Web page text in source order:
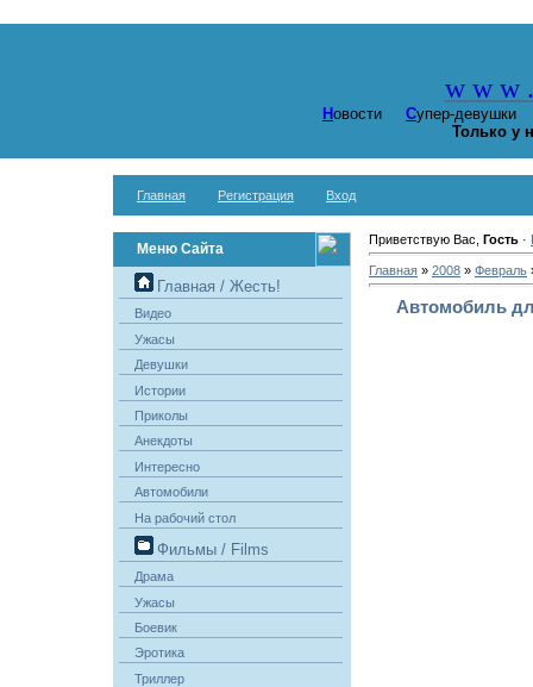
w w w
Новости Супер-
Только у
Главная Регистрация Вход
Меню Сайта
Главная / Жесть!
Видео
Ужасы
Девушки
Истории
Приколы
Анекдоты
Интересно
Автомобили
На рабочий стол
Фильмы / Films
Драма
Ужасы
Боевик
Эротика
Триллер
Приветствую Вас, Гость·
Главная» 2008 » Февраль
Автомобиль